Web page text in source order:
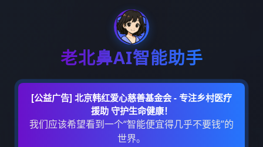
老北鼻AI智能助手
[公益广告] 北京韩红爱心慈善基金会 - 专注乡村医疗
援助 守护生命健康！
我们应该希望看到一个“智能便宜得几乎不要钱”的
世界。